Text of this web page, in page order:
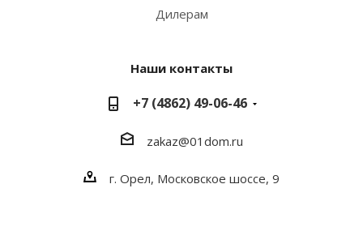
Дилерам
Наши контакты
+7 (4862) 49-06-46
zakaz@01dom.ru
г. Орел, Московское шоссе, 9